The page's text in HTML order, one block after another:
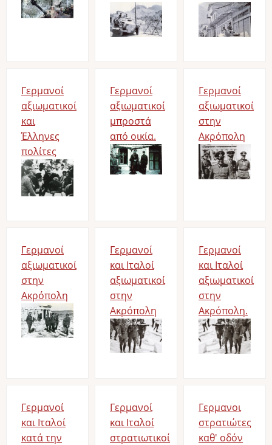
Bild
Bild
Γερμανοί
αξιωματικοί
και
Έλληνες
πολίτες
Bild
Γερμανοί
αξιωματικοί
μπροστά
από οικία.
Bild
Γερμανοί
αξιωματικοί
στην
Ακρόπολη
Bild
Γερμανοί
αξιωματικοί
στην
Ακρόπολη
Bild
Γερμανοί
και Ιταλοί
αξιωματικοί
στην
Ακρόπολη
Bild
Γερμανοί
και Ιταλοί
αξιωματικοί
στην
Ακρόπολη.
Bild
Γερμανοί
και Ιταλοί
κατά την
Γερμανοί
και Ιταλοί
στρατιωτικοί
Γερμανοι
στρατιώτες
καθ' οδόν